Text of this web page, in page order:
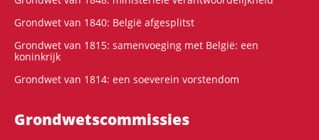
Grondwet van 1840: België afgesplitst
Grondwet van 1815: samenvoeging met België: een
koninkrijk
Grondwet van 1814: een soeverein vorstendom
Grondwets­commissies